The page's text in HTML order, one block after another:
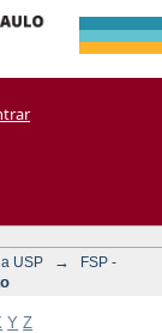
USP →
FSP -
Y Z